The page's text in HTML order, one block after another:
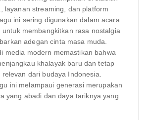
layanan streaming, dan platform
ini sering digunakan dalam acara
untuk membangkitkan rasa nostalgia
adegan cinta masa muda.
media modern memastikan bahwa
khalayak baru dan tetap
dari budaya Indonesia.
ini melampaui generasi merupakan
yang abadi dan daya tariknya yang